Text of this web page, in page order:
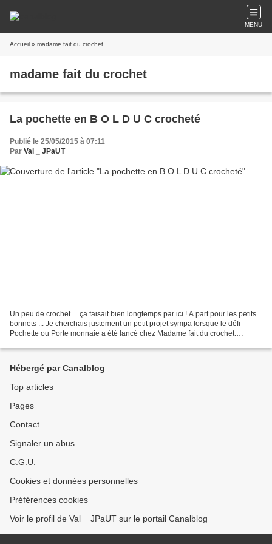
MENU
Accueil » madame fait du crochet
madame fait du crochet
La pochette en B O L D U C crocheté
Publié le 25/05/2015 à 07:11
Par Val _ JPaUT
Un peu de crochet ... ça faisait bien longtemps par ici ! A part pour les petits
bonnets ... Je cherchais justement un petit projet sympa lorsque le défi
Pochette ou Porte monnaie a été lancé chez Madame fait du crochet.
Hébergé par Canalblog
Top articles
Pages
Contact
Signaler un abus
C.G.U.
Cookies et données personnelles
Préférences cookies
Voir le profil de Val _ JPaUT sur le portail Canalblog